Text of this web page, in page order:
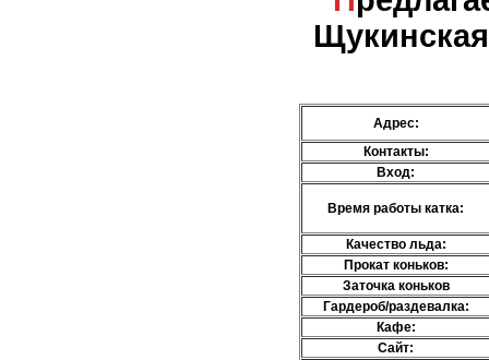
Адрес:
Контакты:
Вход:
Время работы катка:
Качество льда:
Прокат коньков:
Заточка коньков
Гардероб/раздевалка:
Кафе:
Сайт: